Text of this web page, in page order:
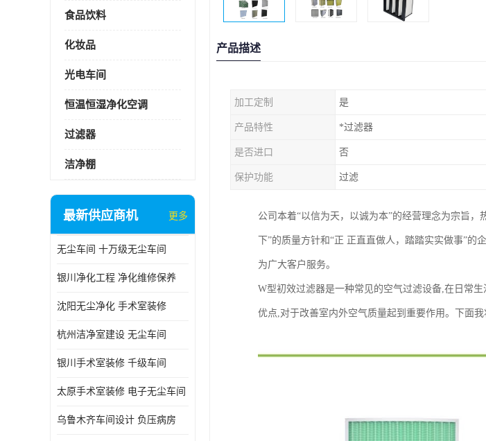
食品饮料
化妆品
光电车间
恒温恒湿净化空调
过滤器
洁净棚
最新供应商机 更多
无尘车间 十万级无尘车间
银川净化工程 净化维修保养
沈阳无尘净化 手术室装修
杭州洁净室建设 无尘车间
银川手术室装修 千级车间
太原手术室装修 电子无尘车间
乌鲁木齐车间设计 负压病房
产品描述
加工定制 是
产品特性 *过滤器
是否进口 否
保护功能 过滤
公司本着“以信为天，以诚为本”的经营理念为宗旨
下”的质量方针和“正 正直直做人，踏踏实实做事”的企
为广大客户服务。
W型初效过滤器是一种常见的空气过滤设备,在日常
优点,对于改善室内外空气质量起到重要作用。下面